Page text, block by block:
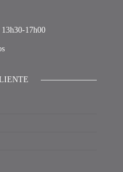
13h30-17h00